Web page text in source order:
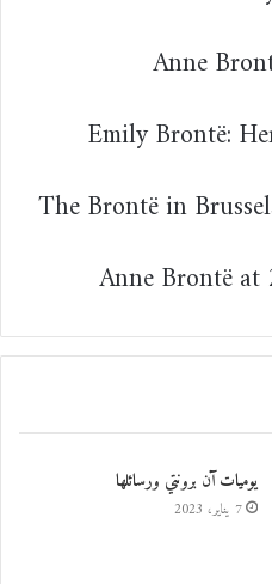
يوميات آن برونتي ورسائلها
7 يناير، 2023